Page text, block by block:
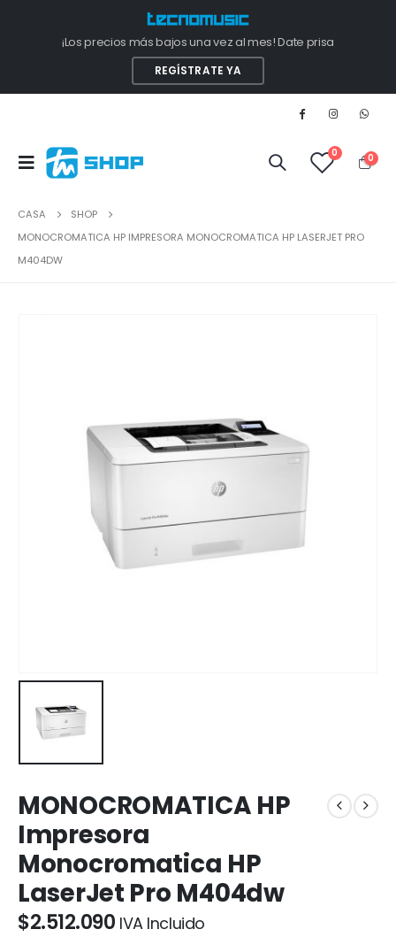
¡Los precios más bajos una vez al mes! Date prisa
REGÍSTRATE YA
0 0
CASA
SHOP
MONOCROMATICA HP IMPRESORA MONOCROMATICA HP LASERJET PRO
M404DW
MONOCROMATICA HP
Impresora
Monocromatica HP
LaserJet Pro M404dw
$2.512.090 IVA Incluido